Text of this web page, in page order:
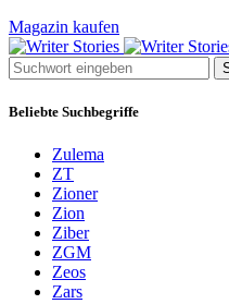
Magazin kaufen
Beliebte Suchbegriffe
Zulema
ZT
Zioner
Zion
Ziber
ZGM
Zeos
Zars